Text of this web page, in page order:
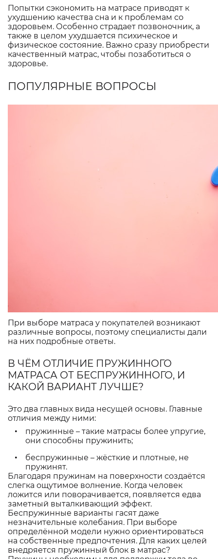
Попытки сэкономить на матрасе приводят к
ухудшению качества сна и к проблемам со
здоровьем. Особенно страдает позвоночник, а
также в целом ухудшается психическое и
физическое состояние. Важно сразу приобрести
качественный матрас, чтобы позаботиться о
здоровье.
ПОПУЛЯРНЫЕ ВОПРОСЫ
При выборе матраса у покупателей возникают
различные вопросы, поэтому специалисты дали
на них подробные ответы.
В ЧЁМ ОТЛИЧИЕ ПРУЖИННОГО
МАТРАСА ОТ БЕСПРУЖИННОГО, И
КАКОЙ ВАРИАНТ ЛУЧШЕ?
Это два главных вида несущей основы. Главные
отличия между ними:
пружинные – такие матрасы более упругие,
они способны пружинить;
беспружинные – жёсткие и плотные, не
пружинят.
Благодаря пружинам на поверхности создаётся
слегка ощутимое волнение. Когда человек
ложится или поворачивается, появляется едва
заметный выталкивающий эффект.
Беспружинные варианты гасят даже
незначительные колебания. При выборе
определённой модели нужно ориентироваться
на собственные предпочтения. Для каких целей
внедряется пружинный блок в матрас?